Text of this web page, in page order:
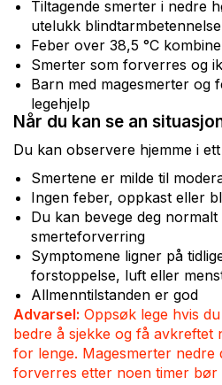
Tiltagende smerter i nedre
utelukk blindtarmbetennelse
Feber over 38,5 °C
Smerter som forverres og
Barn med magesmerter og
legehjelp
Når du kan se an
Du kan observere hjemme i
Smertene er milde til
Ingen feber, oppkast eller
Du kan bevege deg
smerteforverring
Symptomene ligner på
forstoppelse, luft eller
Allmenntilstanden er god
Advarsel: Oppsøk lege hvis
bedre å sjekke og få avkreftet
for lenge. Magesmerter nedre
forverres etter noen timer bør